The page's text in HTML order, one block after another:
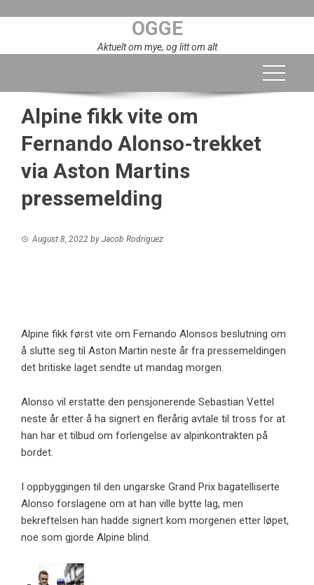
OGGE
Aktuelt om mye, og litt om alt
Alpine fikk vite om
Fernando Alonso-trekket
via Aston Martins
pressemelding
August 8, 2022 by Jacob Rodriguez
Alpine fikk først vite om Fernando Alonsos beslutning om
å slutte seg til Aston Martin neste år fra pressemeldingen
det britiske laget sendte ut mandag morgen.
Alonso vil erstatte den pensjonerende Sebastian Vettel
neste år etter å ha signert en flerårig avtale til tross for at
han har et tilbud om forlengelse av alpinkontrakten på
bordet.
I oppbyggingen til den ungarske Grand Prix bagatelliserte
Alonso forslagene om at han ville bytte lag, men
bekreftelsen han hadde signert kom morgenen etter løpet,
noe som gjorde Alpine blind.